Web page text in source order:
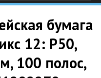
бумага
12: P50,
100 полос,